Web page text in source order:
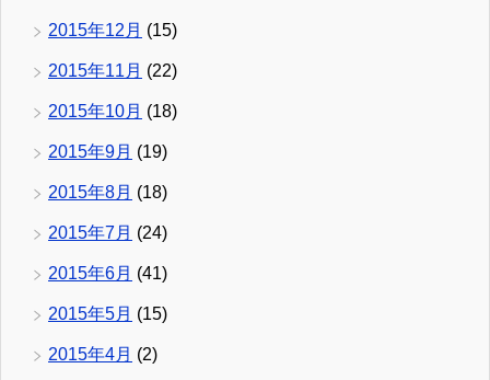
2015年12月 (15)
2015年11月 (22)
2015年10月 (18)
2015年9月 (19)
2015年8月 (18)
2015年7月 (24)
2015年6月 (41)
2015年5月 (15)
2015年4月 (2)